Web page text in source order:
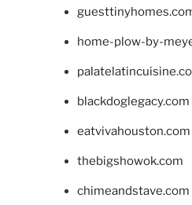
home-plow-by-
blackdoglegacy.com
eatvivahouston.com
thebigshowok.com
chimeandstave.com